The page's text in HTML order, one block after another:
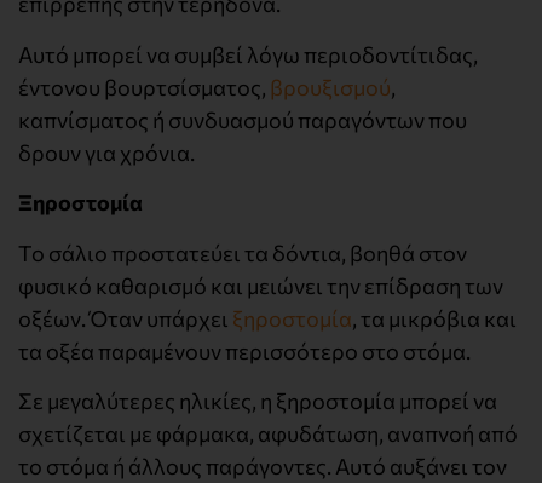
Αυτό μπορεί να συμβεί λόγω περιοδοντίτιδας,
έντονου βουρτσίσματος, βρουξισμού,
καπνίσματος ή συνδυασμού παραγόντων που
δρουν για χρόνια.
Ξηροστομία
Το σάλιο προστατεύει τα δόντια, βοηθά στον
φυσικό καθαρισμό και μειώνει την επίδραση των
οξέων. Όταν υπάρχει ξηροστομία, τα μικρόβια και
τα οξέα παραμένουν περισσότερο στο στόμα.
Σε μεγαλύτερες ηλικίες, η ξηροστομία μπορεί να
σχετίζεται με φάρμακα, αφυδάτωση, αναπνοή από
το στόμα ή άλλους παράγοντες. Αυτό αυξάνει τον